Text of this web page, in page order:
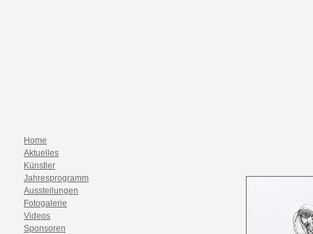
Home
Aktuelles
Künstler
Jahresprogramm
Ausstellungen
Fotogalerie
Videos
Sponsoren